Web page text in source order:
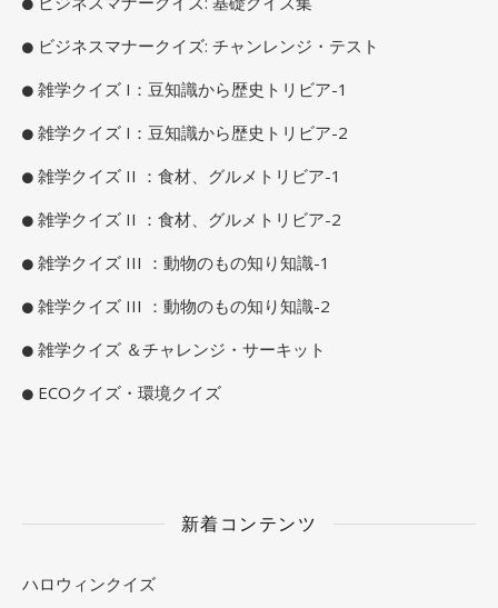
ビジネスマナークイズ: チャンレンジ・テスト
雑学クイズ I：豆知識から歴史トリビア-1
雑学クイズ I：豆知識から歴史トリビア-2
雑学クイズ II ：食材、グルメトリビア-1
雑学クイズ II ：食材、グルメトリビア-2
雑学クイズ III ：動物のもの知り知識-1
雑学クイズ III ：動物のもの知り知識-2
雑学クイズ ＆チャレンジ・サーキット
ECOクイズ・環境クイズ
新着コンテンツ
ハロウィンクイズ